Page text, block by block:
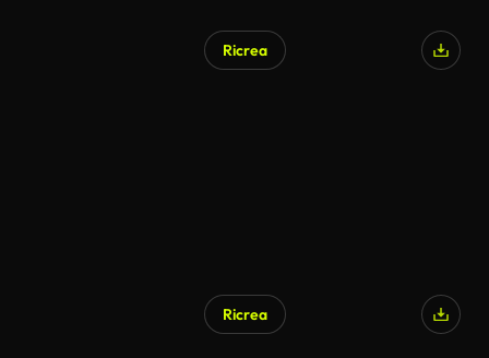
Ricrea
Ricrea